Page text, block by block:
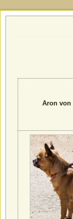
Aron von